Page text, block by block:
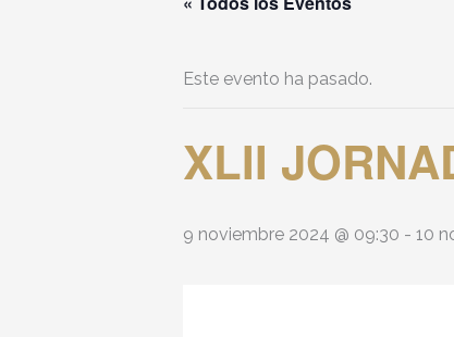
Este evento ha pasado.
XLII
9 noviembre 2024 @ 09:30 - 10